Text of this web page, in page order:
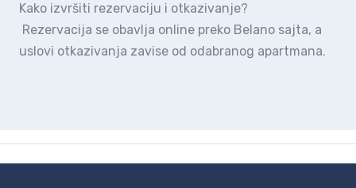
Kako izvršiti rezervaciju i otkazivanje?
Rezervacija se obavlja online preko Belano sajta, a
uslovi otkazivanja zavise od odabranog apartmana.